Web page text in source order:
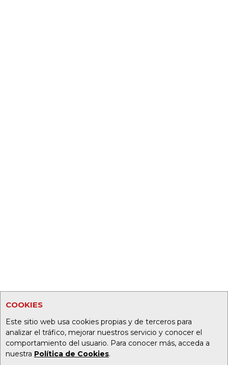
COOKIES
Este sitio web usa cookies propias y de terceros para
analizar el tráfico, mejorar nuestros servicio y conocer el
comportamiento del usuario. Para conocer más, acceda a
nuestra Política de Cookies.